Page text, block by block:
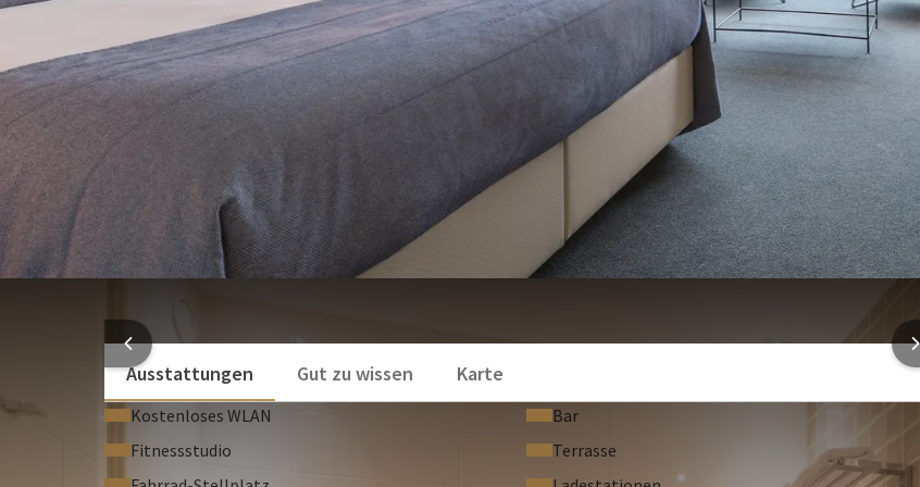
Virtuellen Tour
Neugierig wie der Raum aussieht? Sehen Sie sichhier den virtuellen Tour an!
Rauchen verboten I Haustiere erlaubt
Alle Zimmer sind Nichtraucherzimmer. Haustiere sind in diesem Hotelzimmer auf Anfrage gestattet. Dies ist
gegen einen Aufpreis von €18,50 pro Tier und Nacht möglich. Pro Zimmer sind maximal zwei Haustiere erlaubt.
Fitness
Als Hotelgast können Sie unseren Fitnessraum kostenlos nutzen; das Van-der-Valk-Gym. Möchten Sie lieber
unter Aufsicht trainieren? Auch das ist möglich! Benefit Studio bietet alle Arten von Personal Training in
unserem Hotel an. Weitere Informationen finden Sie
!
Wir bieten allerlei Extras, um Ihren Aufenthalt noch angenehmer zu gestalten. Sie haben etwas zu feiern oder
möchten etwas Romantisches im Zimmer? Sehen Sie sich unsere Seite mit
Green Stays
Green Stays. Damit unterstützen wir die Initiative, für jeden Tag einen Baum zu pflanzen, an dem Sie als
Flachbildfernseher
Kühlschrank
Terrasse
Mehr anzeigen
Ausstattungen
Gut zu wissen Karte
Kostenloses WLAN
Bar
Fitnessstudio
Terrasse